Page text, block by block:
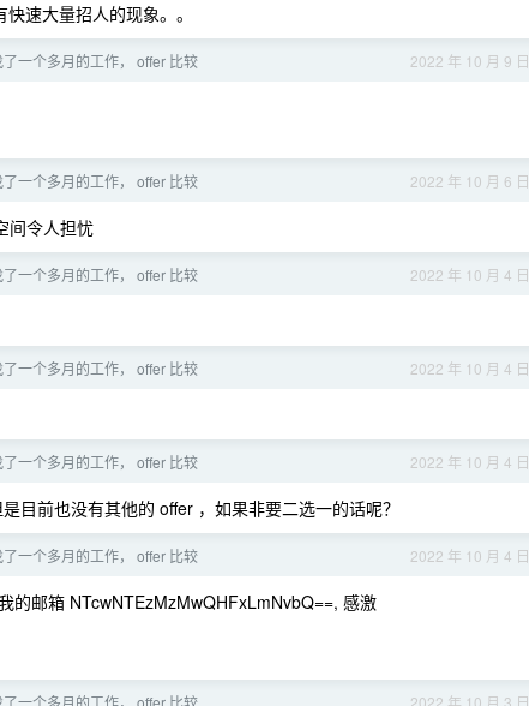
速大量招人的现象。。
2022 年 10 月 9 日
一个多月的工作， offer 比较
2022 年 10 月 6 日
一个多月的工作， offer 比较
间令人担忧
2022 年 10 月 4 日
一个多月的工作， offer 比较
2022 年 10 月 4 日
一个多月的工作， offer 比较
2022 年 10 月 4 日
一个多月的工作， offer 比较
目前也没有其他的 offer ，如果非要二选一的话呢？
2022 年 10 月 4 日
一个多月的工作， offer 比较
的邮箱 NTcwNTEzMzMwQHFxLmNvbQ==, 感激
2022 年 10 月 3 日
一个多月的工作， offer 比较